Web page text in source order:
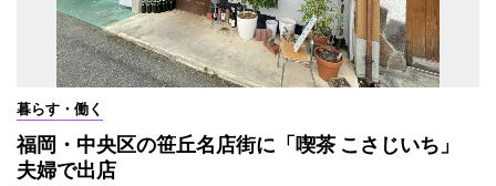
暮らす・働く
福岡・中央区の笹丘名店街に「喫茶 こさじいち」
夫婦で出店